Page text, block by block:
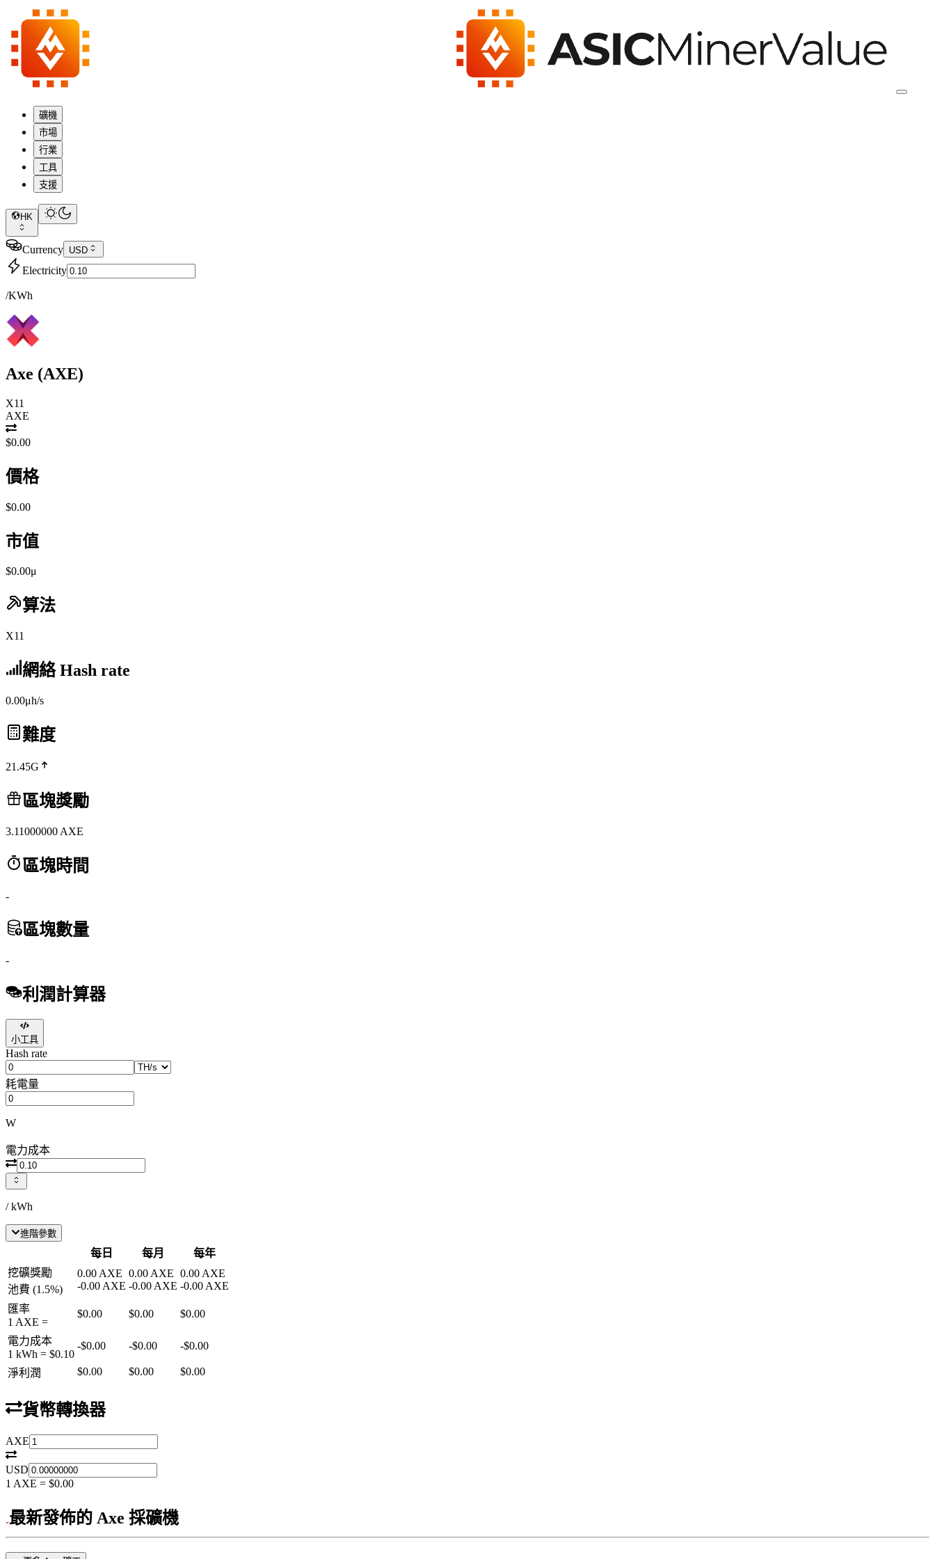
礦機
市場
行業
工具
支援
HK
Currency USD
Electricity
/KWh
Axe (AXE)
X11
AXE
$0.00
價格
$0.00
市值
$0.00μ
算法
X11
網絡 Hash rate
0.00μh/s
難度
21.45G
區塊獎勵
3.11000000 AXE
區塊時間
-
區塊數量
-
利潤計算器
小工具
Hash rate
耗電量
W
電力成本
/ kWh
進階參數
每日 每月
每年
挖礦獎勵
池費 (1.5%)
0.00AXE
-0.00AXE
0.00AXE
-0.00AXE
0.00AXE
-0.00AXE
匯率
1 AXE =
$0.00 $0.00 $0.00
電力成本
1 kWh = $0.10
-$0.00 -$0.00 -$0.00
淨利潤 $0.00 $0.00 $0.00
貨幣轉換器
AXE
USD
1 AXE = $0.00
最新發佈的 Axe 採礦機